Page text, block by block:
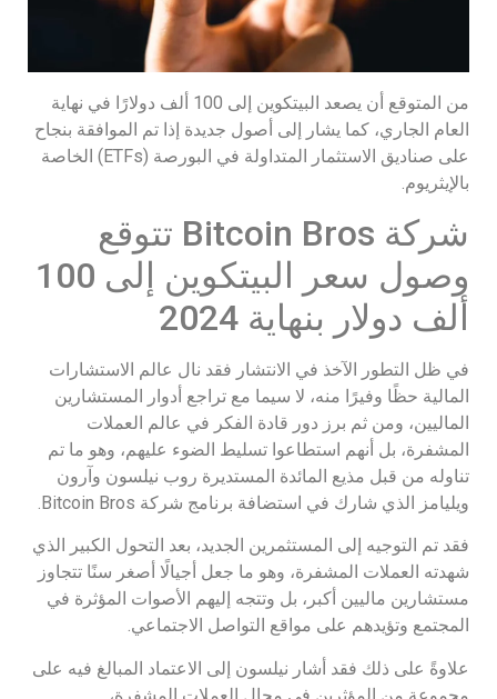
من المتوقع أن يصعد البيتكوين إلى 100 ألف دولارًا في نهاية
العام الجاري، كما يشار إلى أصول جديدة إذا تم الموافقة بنجاح
على صناديق الاستثمار المتداولة في البورصة (ETFs) الخاصة
بالإيثريوم.
شركة Bitcoin Bros تتوقع
وصول سعر البيتكوين إلى 100
ألف دولار بنهاية 2024
في ظل التطور الآخذ في الانتشار فقد نال عالم الاستشارات
المالية حظًا وفيرًا منه، لا سيما مع تراجع أدوار المستشارين
الماليين، ومن ثم برز دور قادة الفكر في عالم العملات
المشفرة، بل أنهم استطاعوا تسليط الضوء عليهم، وهو ما تم
تناوله من قبل مذيع المائدة المستديرة روب نيلسون وآرون
ويليامز الذي شارك في استضافة برنامج شركة Bitcoin Bros.
فقد تم التوجيه إلى المستثمرين الجديد، بعد التحول الكبير الذي
شهدته العملات المشفرة، وهو ما جعل أجيالًا أصغر سنًا تتجاوز
مستشارين ماليين أكبر، بل وتتجه إليهم الأصوات المؤثرة في
المجتمع وتؤيدهم على مواقع التواصل الاجتماعي.
علاوةً على ذلك فقد أشار نيلسون إلى الاعتماد المبالغ فيه على